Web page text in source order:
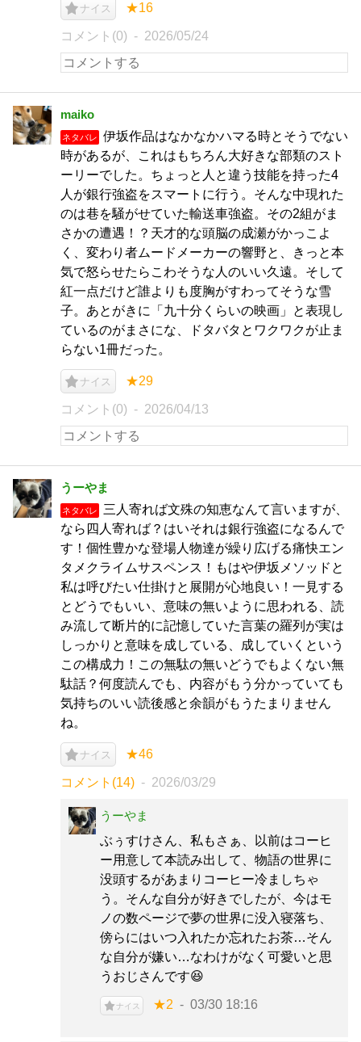
ナイス ★16
コメント(0) 2026/05/24
maiko
ネタバレ
伊坂作品はなかなかハマる時とそうでない
時があるが、これはもちろん大好きな部類のスト
ーリーでした。ちょっと人と違う技能を持った4
人が銀行強盗をスマートに行う。そんな中現れた
のは巷を騒がせていた輸送車強盗。その2組がま
さかの遭遇！？天才的な頭脳の成瀬がかっこよ
く、変わり者ムードメーカーの響野と、きっと本
気で怒らせたらこわそうな人のいい久遠。そして
紅一点だけど誰よりも度胸がすわってそうな雪
子。あとがきに「九十分くらいの映画」と表現し
ているのがまさにな、ドタバタとワクワクが止ま
らない1冊だった。
ナイス ★29
コメント(0) 2026/04/13
うーやま
ネタバレ
三人寄れば文殊の知恵なんて言いますが、
なら四人寄れば？はいそれは銀行強盗になるんで
す！個性豊かな登場人物達が繰り広げる痛快エン
タメクライムサスペンス！もはや伊坂メソッドと
私は呼びたい仕掛けと展開が心地良い！一見する
とどうでもいい、意味の無いように思われる、読
み流して断片的に記憶していた言葉の羅列が実は
しっかりと意味を成している、成していくという
この構成力！この無駄の無いどうでもよくない無
駄話？何度読んでも、内容がもう分かっていても
気持ちのいい読後感と余韻がもうたまりません
ね。
ナイス ★46
コメント(14) 2026/03/29
うーやま
ぶぅすけさん、私もさぁ、以前はコーヒ
ー用意して本読み出して、物語の世界に
没頭するがあまりコーヒー冷ましちゃ
う。そんな自分が好きでしたが、今はモ
ノの数ページで夢の世界に没入寝落ち、
傍らにはいつ入れたか忘れたお茶…そん
な自分が嫌い…なわけがなく可愛いと思
うおじさんです😆
ナイス ★2 03/30 18:16